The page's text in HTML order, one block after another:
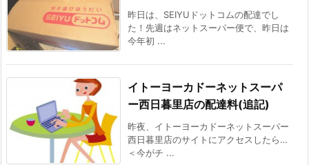
昨日は、SEIYUドットコムの配達でし
た！先週はネットスーパー便で、昨日は
今年初 ...
イトーヨーカドーネットスーパ
ー西日暮里店の配達料(追記)
昨夜、イトーヨーカドーネットスーパー
西日暮里店のサイトにアクセスしたら…
＜今がチ ...